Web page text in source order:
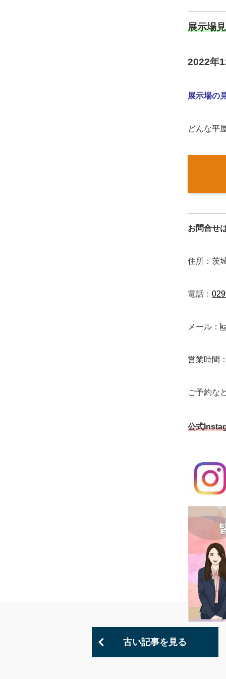
展示場
2022年
展示場の
どんな平
お問合せ
住所：茨
電話：
メール：
営業時間
ご予約な
公式
古い記事を見る